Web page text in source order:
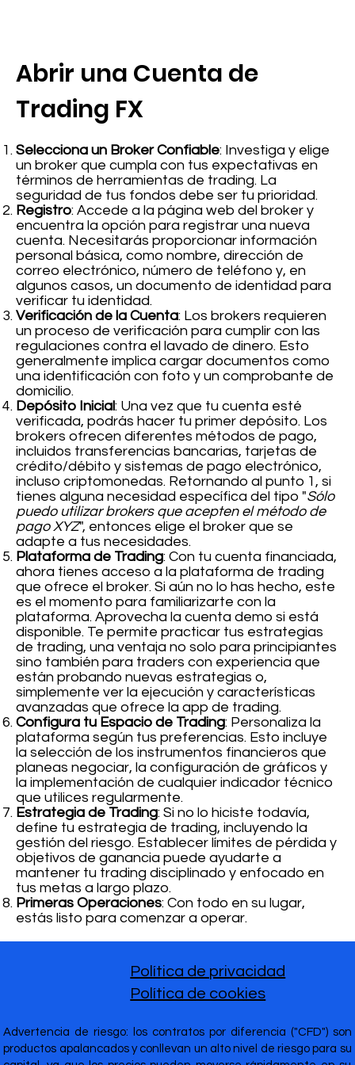
Abrir una Cuenta de
Trading FX
Selecciona un Broker Confiable: Investiga y elige
un broker que cumpla con tus expectativas en
términos de herramientas de trading. La
seguridad de tus fondos debe ser tu prioridad.
Registro: Accede a la página web del broker y
encuentra la opción para registrar una nueva
cuenta. Necesitarás proporcionar información
personal básica, como nombre, dirección de
correo electrónico, número de teléfono y, en
algunos casos, un documento de identidad para
verificar tu identidad.
Verificación de la Cuenta: Los brokers requieren
un proceso de verificación para cumplir con las
regulaciones contra el lavado de dinero. Esto
generalmente implica cargar documentos como
una identificación con foto y un comprobante de
domicilio.
Depósito Inicial: Una vez que tu cuenta esté
verificada, podrás hacer tu primer depósito. Los
brokers ofrecen diferentes métodos de pago,
incluidos transferencias bancarias, tarjetas de
crédito/débito y sistemas de pago electrónico,
incluso criptomonedas. Retornando al punto 1, si
tienes alguna necesidad específica del tipo "Sólo
puedo utilizar brokers que acepten el método de
pago XYZ", entonces elige el broker que se
adapte a tus necesidades.
Plataforma de Trading: Con tu cuenta financiada,
ahora tienes acceso a la plataforma de trading
que ofrece el broker. Si aún no lo has hecho, este
es el momento para familiarizarte con la
plataforma. Aprovecha la cuenta demo si está
disponible. Te permite practicar tus estrategias
de trading, una ventaja no solo para principiantes
sino también para traders con experiencia que
están probando nuevas estrategias o,
simplemente ver la ejecución y características
avanzadas que ofrece la app de trading.
Configura tu Espacio de Trading: Personaliza la
plataforma según tus preferencias. Esto incluye
la selección de los instrumentos financieros que
planeas negociar, la configuración de gráficos y
la implementación de cualquier indicador técnico
que utilices regularmente.
Estrategia de Trading: Si no lo hiciste todavía,
define tu estrategia de trading, incluyendo la
gestión del riesgo. Establecer límites de pérdida y
objetivos de ganancia puede ayudarte a
mantener tu trading disciplinado y enfocado en
tus metas a largo plazo.
Primeras Operaciones: Con todo en su lugar,
estás listo para comenzar a operar.
Advertencia de riesgo: los contratos por diferencia ("CFD") son
productos apalancados y conllevan un alto nivel de riesgo para su
Política de privacidad
Política de cookies